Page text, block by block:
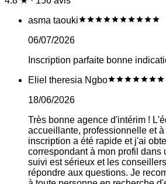
asma taouki
06/07/2026
Inscription parfaite bonne
Eliel theresia Ngbo
18/06/2026
Très bonne agence d'intérim !
accueillante, professionnelle et
inscription a été rapide et j'ai
correspondant à mon profil dans
suivi est sérieux et les
répondre aux questions. Je